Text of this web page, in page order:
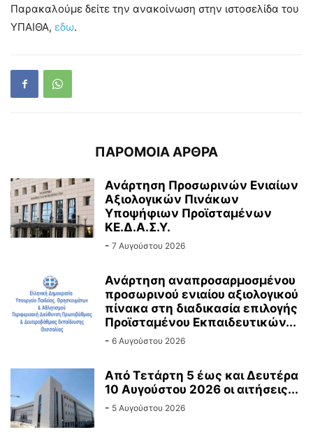
Παρακαλούμε δείτε την ανακοίνωση στην ιστοσελίδα του
ΥΠΑΙΘΑ, εδω.
ΠΑΡΟΜΟΙΑ ΑΡΘΡΑ
Ανάρτηση Προσωρινών Ενιαίων
Αξιολογικών Πινάκων
Υποψήφιων Προϊσταμένων
ΚΕ.Δ.Α.Σ.Υ.
- 7 Αυγούστου 2026
Ανάρτηση αναπροσαρμοσμένου
προσωρινού ενιαίου αξιολογικού
πίνακα στη διαδικασία επιλογής
Προϊσταμένου Εκπαιδευτικών...
- 6 Αυγούστου 2026
Από Τετάρτη 5 έως και Δευτέρα
10 Αυγούστου 2026 οι αιτήσεις...
- 5 Αυγούστου 2026